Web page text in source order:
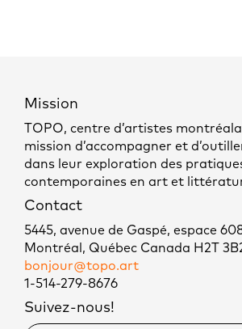
Mission
TOPO, centre d’artistes
mission d’accompagner et
dans leur exploration des
contemporaines en art et
Contact
5445, avenue de Gaspé, espace
Montréal, Québec Canada H2T
bonjour@topo.art
1-514-279-8676
Suivez-nous!